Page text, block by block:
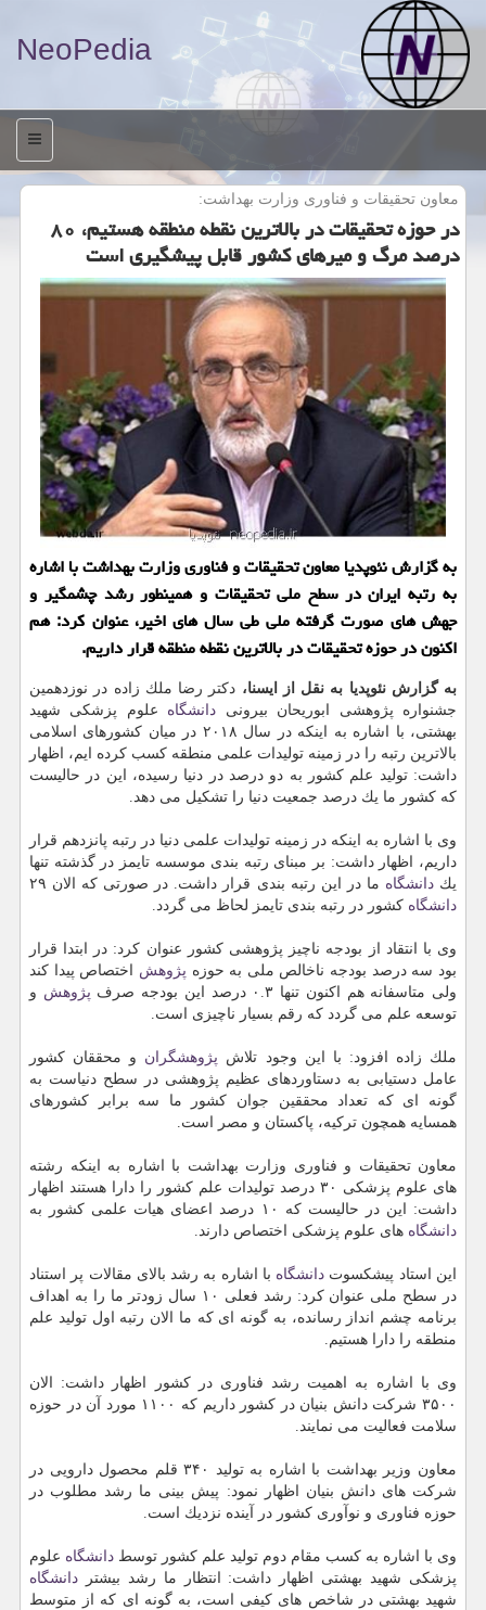
NeoPedia
منو
معاون تحقیقات و فناوری وزارت بهداشت:
در حوزه تحقیقات در بالاترین نقطه منطقه هستیم، ۸۰
درصد مرگ و میرهای كشور قابل پیشگیری است
به گزارش نئوپدیا معاون تحقیقات و فناوری وزارت بهداشت با اشاره
به رتبه ایران در سطح ملی تحقیقات و همینطور رشد چشمگیر و
جهش های صورت گرفته ملی طی سال های اخیر، عنوان كرد: هم
اكنون در حوزه تحقیقات در بالاترین نقطه منطقه قرار داریم.
به گزارش نئوپدیا به نقل از ایسنا، دكتر رضا ملك زاده در نوزدهمین
جشنواره پژوهشی ابوریحان بیرونی دانشگاه علوم پزشكی شهید
بهشتی، با اشاره به اینكه در سال ۲۰۱۸ در میان كشورهای اسلامی
بالاترین رتبه را در زمینه تولیدات علمی منطقه كسب كرده ایم، اظهار
داشت: تولید علم كشور به دو درصد در دنیا رسیده، این در حالیست
كه كشور ما یك درصد جمعیت دنیا را تشكیل می دهد.
وی با اشاره به اینكه در زمینه تولیدات علمی دنیا در رتبه پانزدهم قرار
داریم، اظهار داشت: بر مبنای رتبه بندی موسسه تایمز در گذشته تنها
یكدانشگاه ما در این رتبه بندی قرار داشت. در صورتی كه الان ۲۹
دانشگاه كشور در رتبه بندی تایمز لحاظ می گردد.
وی با انتقاد از بودجه ناچیز پژوهشی كشور عنوان كرد: در ابتدا قرار
بود سه درصد بودجه ناخالص ملی به حوزه پژوهش اختصاص پیدا كند
ولی متاسفانه هم اكنون تنها ۰.۳ درصد این بودجه صرف
پژوهش و
توسعه علم می گردد كه رقم بسیار ناچیزی است.
ملك زاده افزود: با این وجود تلاش پژوهشگران و محققان كشور
عامل دستیابی به دستاوردهای عظیم پژوهشی در سطح دنیاست به
گونه ای كه تعداد محققین جوان كشور ما سه برابر كشورهای
همسایه همچون تركیه، پاكستان و مصر است.
معاون تحقیقات و فناوری وزارت بهداشت با اشاره به اینكه رشته
های علوم پزشكی ۳۰ درصد تولیدات علم كشور را دارا هستند اظهار
داشت: این در حالیست كه ۱۰ درصد اعضای هیات علمی كشور به
دانشگاه های علوم پزشكی اختصاص دارند.
این استاد پیشكسوت دانشگاه با اشاره به رشد بالای مقالات پر استناد
در سطح ملی عنوان كرد: رشد فعلی ۱۰ سال زودتر ما را به اهداف
برنامه چشم انداز رسانده، به گونه ای كه ما الان رتبه اول تولید علم
منطقه را دارا هستیم.
وی با اشاره به اهمیت رشد فناوری در كشور اظهار داشت: الان
۳۵۰۰ شركت دانش بنیان در كشور داریم كه ۱۱۰۰ مورد آن در حوزه
سلامت فعالیت می نمایند.
معاون وزیر بهداشت با اشاره به تولید ۳۴۰ قلم محصول دارویی در
شركت های دانش بنیان اظهار نمود: پیش بینی ما رشد مطلوب در
حوزه فناوری و نوآوری كشور در آینده نزدیك است.
وی با اشاره به كسب مقام دوم تولید علم كشور توسط دانشگاه علوم
پزشكی شهید بهشتی اظهار داشت: انتظار ما رشد بیشتر دانشگاه
شهید بهشتی در شاخص های كیفی است، به گونه ای كه از متوسط